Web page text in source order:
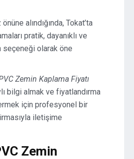
alındığında, Tokat’ta
pratik, dayanıklı ve
olarak öne
Zemin Kaplama Fiyatı
bilgi almak ve fiyatlandırma
için profesyonel bir
iletişime
Zemin